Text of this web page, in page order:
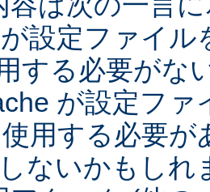
が設定ファイ
する必要がな
が設定フ
用する必要が
ないかもしれ